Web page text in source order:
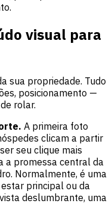
visual para
sua propriedade. Tudo
posicionamento —
rolar.
A primeira foto
clicam a partir
seu clique mais
a promessa central da
Normalmente, é uma
principal ou da
deslumbrante, uma